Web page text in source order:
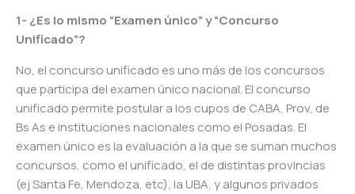
1- ¿Es lo mismo “Examen único” y “Concurso
Unificado”?
No, el concurso unificado es uno más de los concursos
que participa del examen único nacional. El concurso
unificado permite postular a los cupos de CABA, Prov, de
Bs As e instituciones nacionales como el Posadas. El
examen único es la evaluación a la que se suman muchos
concursos, como el unificado, el de distintas provincias
(ej Santa Fe, Mendoza, etc), la UBA, y algunos privados